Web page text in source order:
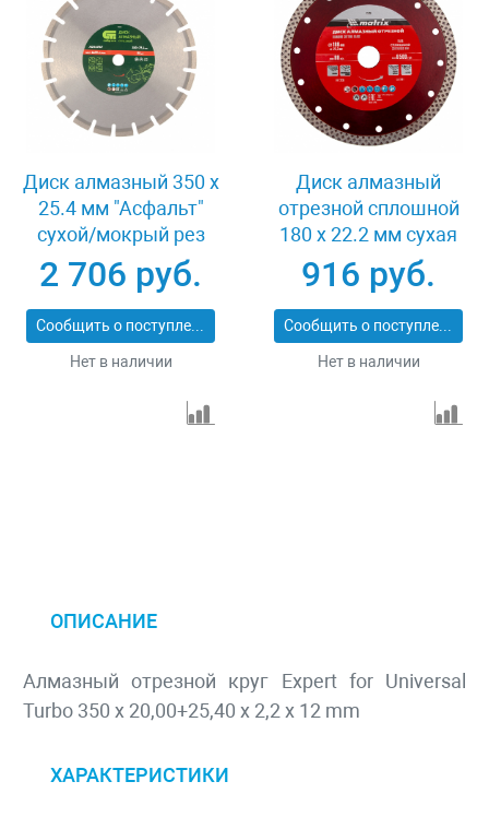
Диск алмазный 350 х
25.4 мм "Асфальт"
сухой/мокрый рез
Сибртех 731013
2 706 руб.
Сообщить о поступлении
Нет в наличии
Диск алмазный
отрезной сплошной
180 х 22.2 мм сухая
резка Matrix
Professional 73128
916 руб.
Сообщить о поступлении
Нет в наличии
ОПИСАНИЕ
Алмазный отрезной круг Expert for Universal
Turbo 350 x 20,00+25,40 x 2,2 x 12 mm
ХАРАКТЕРИСТИКИ